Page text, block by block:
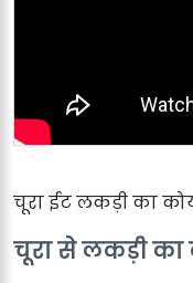
चूरा ईट लकड़ी का
चूरा से लकड़ी